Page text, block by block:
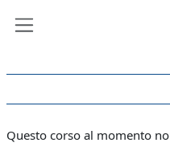
Questo corso al momento